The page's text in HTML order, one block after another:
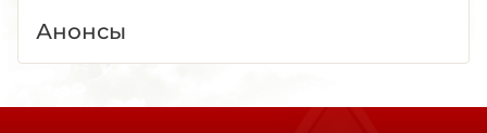
Анонсы